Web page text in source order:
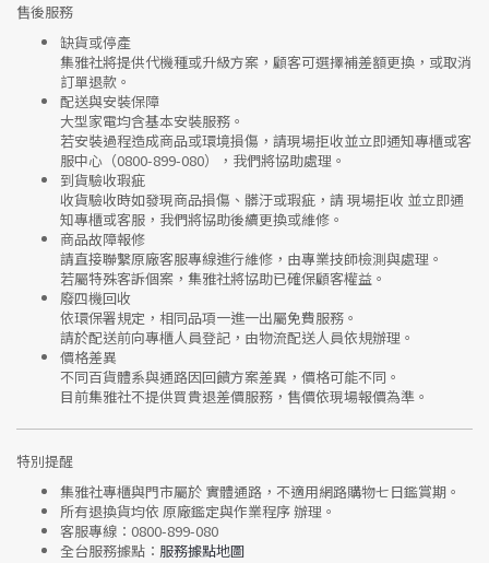
售後服務
缺貨或停產
集雅社將提供代機種或升級方案 ，顧客可選擇補差額更換，或取消
訂單退款。
配送與安裝保障
大型家電均含基本安裝服務。
若安裝過程造成商品或環境損傷，請現場拒收並立即通知專櫃或客
服中心 （0800-899-080），我們將協助處理。
到貨驗收瑕疵
收貨驗收時如發現商品損傷、髒汙或瑕疵 ，請 現場拒收 並立即通
知專櫃或客服，我們將協助後續更換或維修。
商品故障報修
請直接聯繫原廠客服專線進行維修，由專業技師檢測與處理。
若屬特殊客訴個案，集雅社將協助已確保顧客權益。
廢四機回收
依環保署規定，相同品項一進一出屬免費服務。
請於配送前向專櫃人員登記，由物流配送人員依規辦理。
價格差異
不同百貨體系與通路因回饋方案差異，價格可能不同。
目前集雅社不提供買貴退差價服務 ，售價依現場報價為準。
特別提醒
集雅社專櫃與門市屬於 實體通路，不適用網路購物七日鑑賞期 。
所有退換貨均依 原廠鑑定與作業程序辦理。
客服專線： 0800-899-080
全台服務據點： 服務據點地圖